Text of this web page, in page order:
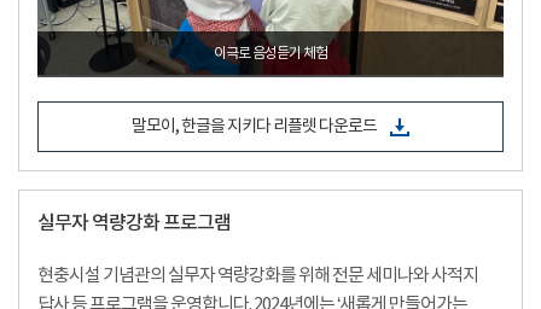
광주백범기념관_2024. 9. 5. ~ 11. 10.
말모이, 한글을 지키다 리플렛 다운로드
실무자 역량강화 프로그램
현충시설 기념관의 실무자 역량강화를 위해 전문 세미나와 사적지
답사 등 프로그램을 운영합니다. 2024년에는 ‘새롭게 만들어가는